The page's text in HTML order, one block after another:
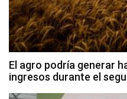
El agro podría generar
ingresos durante el